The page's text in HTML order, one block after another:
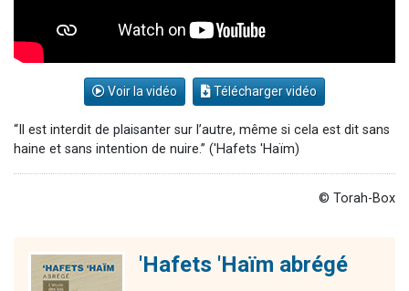
Voir la vidéo Télécharger vidéo
“Il est interdit de plaisanter sur l’autre, même si cela est dit sans
haine et sans intention de nuire.” ('Hafets 'Haïm)
© Torah-Box
'Hafets 'Haïm abrégé